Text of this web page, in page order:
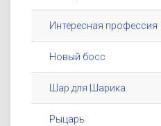
Интересная профессия
Новый босс
Шар для Шарика
Рыцарь